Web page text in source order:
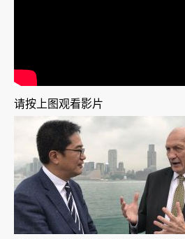
请按上图观看影片